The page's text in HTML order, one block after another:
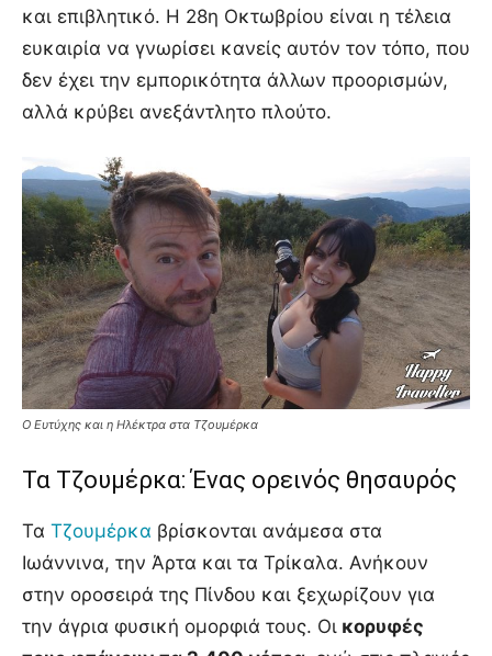
και επιβλητικό. Η 28η Οκτωβρίου είναι η τέλεια
ευκαιρία να γνωρίσει κανείς αυτόν τον τόπο, που
δεν έχει την εμπορικότητα άλλων προορισμών,
αλλά κρύβει ανεξάντλητο πλούτο.
Ο Ευτύχης και η Ηλέκτρα στα Τζουμέρκα
Τα Τζουμέρκα: Ένας ορεινός θησαυρός
Τα Τζουμέρκα βρίσκονται ανάμεσα στα
Ιωάννινα, την Άρτα και τα Τρίκαλα. Ανήκουν
στην οροσειρά της Πίνδου και ξεχωρίζουν για
την άγρια φυσική ομορφιά τους. Οι κορυφές